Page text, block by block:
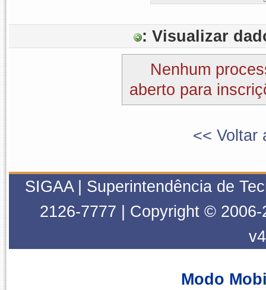
: Visualizar
Nenhum
aberto para
<< Voltar
SIGAA | Superintendência de
2126-7777 | Copyright ©
Modo